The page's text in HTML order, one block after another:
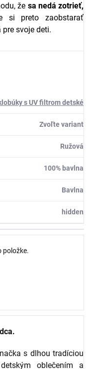
že sa nedá zotrieť,
si preto zaobstarať
svoje deti.
s UV filtrom detské
Zvoľte variant
Ružová
100% bavlna
Bavlna
hidden
položke.
s dlhou tradíciou
oblečením a